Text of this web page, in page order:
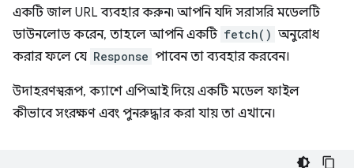
একটি জাল URL ব্যবহার করুন৷ আপনি যদি সরাসরি মডেলটি
ডাউনলোড করেন, তাহলে আপনি একটি fetch() অনুরোধ
করার ফলে যে Response পাবেন তা ব্যবহার করবেন।
উদাহরণস্বরূপ, ক্যাশে এপিআই দিয়ে একটি মডেল ফাইল
কীভাবে সংরক্ষণ এবং পুনরুদ্ধার করা যায় তা এখানে।